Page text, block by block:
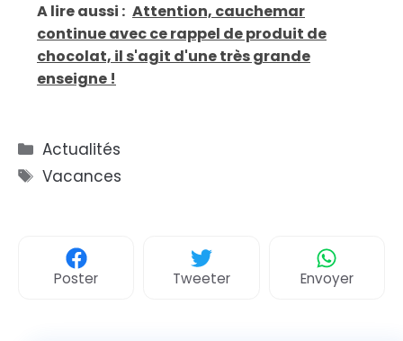
A lire aussi : Attention, cauchemar
continue avec ce rappel de produit de
chocolat, il s'agit d'une très grande
enseigne !
Catégories
Actualités
Étiquettes
Vacances
Poster Tweeter Envoyer